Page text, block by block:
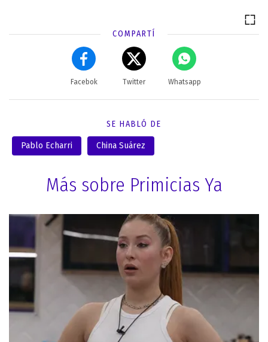
COMPARTÍ
Facebok Twitter Whatsapp
SE HABLÓ DE
Pablo Echarri China Suárez
Más sobre Primicias Ya